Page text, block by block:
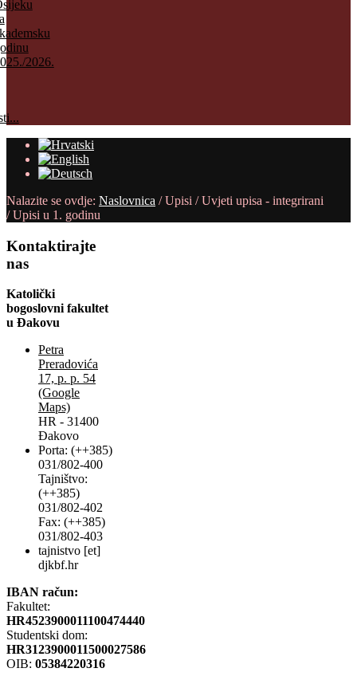
2026.
Nalazite se ovdje: Naslovnica /Upisi /Uvjeti upisa - integrirani
/Upisi u 1. godinu
Kontaktirajte
nas
Katolički
bogoslovni fakultet
u Đakovu
Petra
Preradovića
17, p. p. 54
(Google
Maps)
HR - 31400
Đakovo
Porta: (++385)
031/802-400
Tajništvo:
(++385)
031/802-402
Fax: (++385)
031/802-403
tajnistvo [et]
djkbf.hr
IBAN račun:
Fakultet:
HR4523900011100474440
Studentski dom:
HR3123900011500027586
OIB: 05384220316